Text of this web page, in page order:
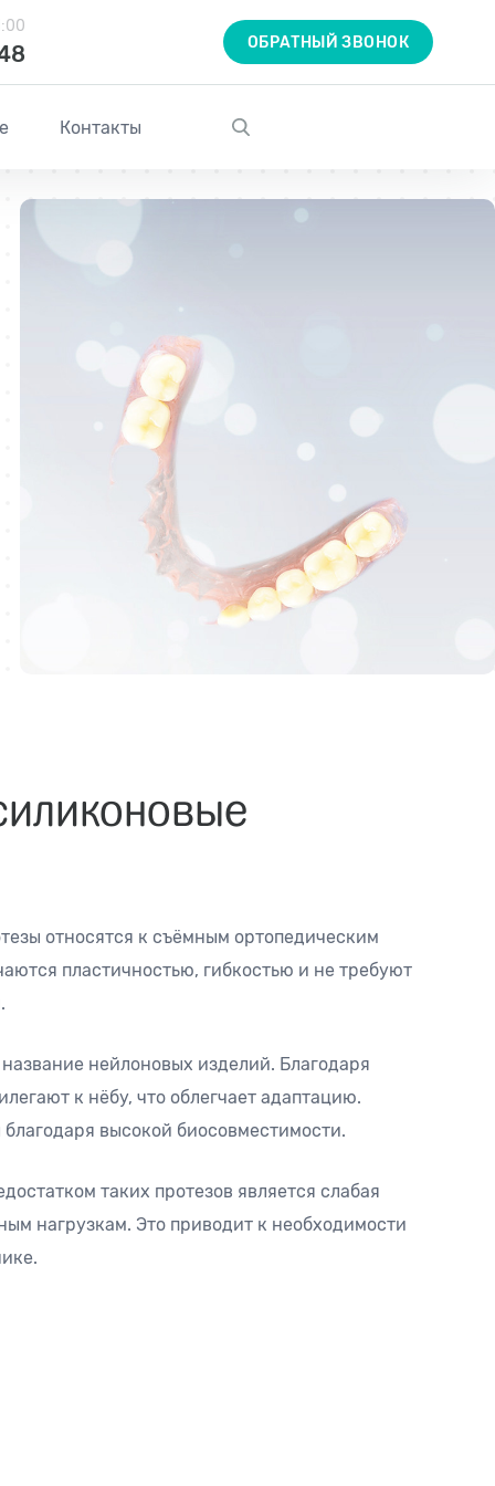
ОБРАТНЫЙ ЗВОНОК
Контакты
относятся к съёмным ортопедическим
пластичностью, гибкостью и не требуют
нейлоновых изделий. Благодаря
к нёбу, что облегчает адаптацию.
высокой биосовместимости.
таких протезов является слабая
нагрузкам. Это приводит к необходимости